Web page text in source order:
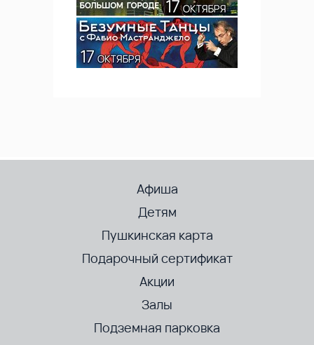
Афиша
Детям
Пушкинская карта
Подарочный сертификат
Акции
Залы
Подземная парковка